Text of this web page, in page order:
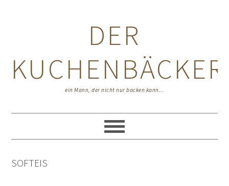
DER
KUCHENBÄCKER
ein Mann, der nicht nur backen kann...
SOFTEIS